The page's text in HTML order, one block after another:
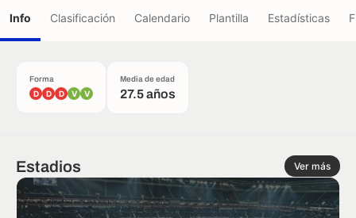
Info Clasificación Calendario Plantilla Estadísticas
Forma
D D D V V
Media de edad
27.5 años
Estadios Ver más